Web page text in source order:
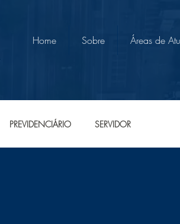
Home Sobre Áreas de
PREVIDENCIÁRIO SERVIDOR